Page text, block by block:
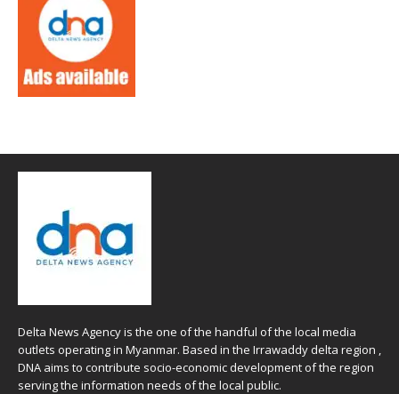
Delta News Agency is the one of the handful of the local media
outlets operating in Myanmar. Based in the Irrawaddy delta region ,
DNA aims to contribute socio-economic development of the region
serving the information needs of the local public.